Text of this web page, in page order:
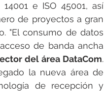
e ISO 45001, así
de proyectos a gran
"El consumo de datos
de banda ancha
del área DataCom.
la nueva área de
de recepción y